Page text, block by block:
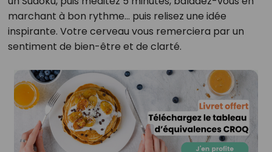
marchant à bon rythme… puis relisez une idée
inspirante. Votre cerveau vous remerciera par un
sentiment de bien-être et de clarté.